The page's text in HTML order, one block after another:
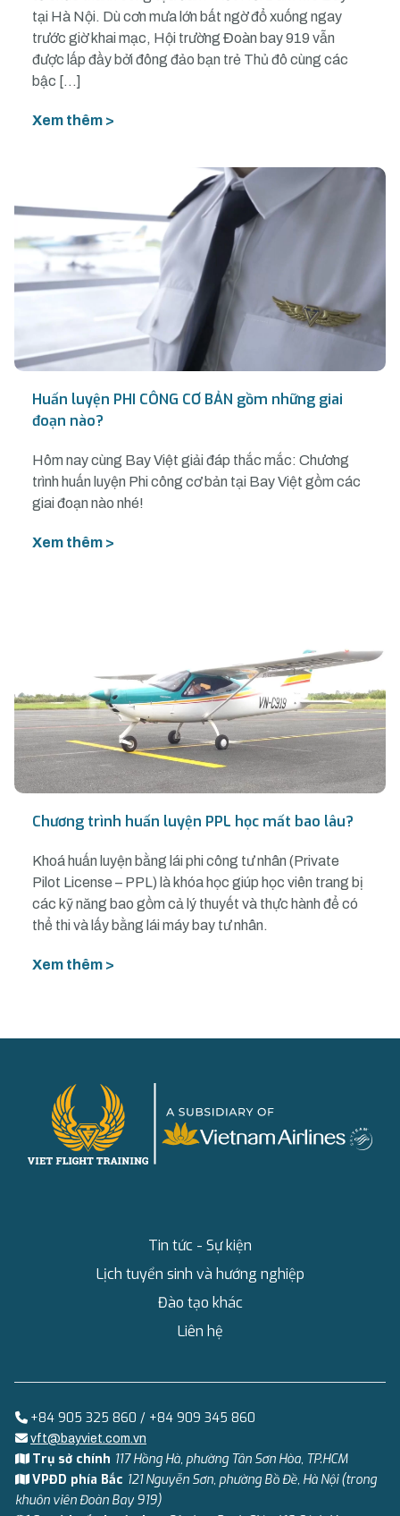
tại Hà Nội. Dù cơn mưa lớn bất ngờ đổ xuống ngay
trước giờ khai mạc, Hội trường Đoàn bay 919 vẫn
được lấp đầy bởi đông đảo bạn trẻ Thủ đô cùng các
bậc […]
Xem thêm >
Huấn luyện PHI CÔNG CƠ BẢN gồm những giai
đoạn nào?
Hôm nay cùng Bay Việt giải đáp thắc mắc: Chương
trình huấn luyện Phi công cơ bản tại Bay Việt gồm các
giai đoạn nào nhé!
Xem thêm >
Chương trình huấn luyện PPL học mất bao lâu?
Khoá huấn luyện bằng lái phi công tư nhân (Private
Pilot License – PPL) là khóa học giúp học viên trang bị
các kỹ năng bao gồm cả lý thuyết và thực hành để có
thể thi và lấy bằng lái máy bay tư nhân.
Xem thêm >
Tin tức - Sự kiện
Lịch tuyển sinh và hướng nghiệp
Đào tạo khác
Liên hệ
+84 905 325 860 / +84 909 345 860
vft@bayviet.com.vn
Trụ sở chính 117 Hồng Hà, phường Tân Sơn Hòa, TP.HCM
VPĐD phía Bắc 121 Nguyễn Sơn, phường Bồ Đề, Hà Nội (trong
khuôn viên Đoàn Bay 919)